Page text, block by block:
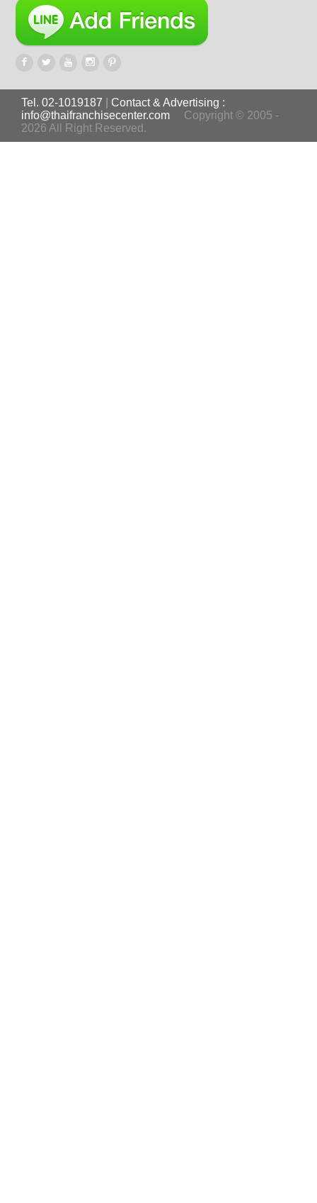
Tel. 02-1019187
Contact & Advertising :
info@thaifranchisecenter.com
Copyright © 2005 -
2026 All Right Reserved.